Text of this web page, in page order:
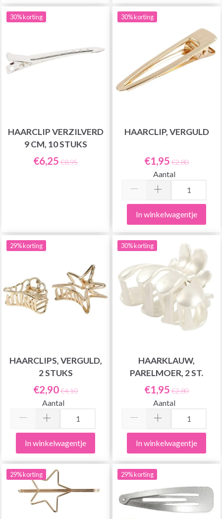
30% korting
HAARCLIP VERZILVERD
9 CM, 10 STUKS
€6,25 €8,95
30% korting
HAARCLIP, VERGULD
€1,95 €2,80
Aantal
In winkelwagentje
29% korting
HAARCLIPS, VERGULD,
2 STUKS
€2,90€4,10
Aantal
In winkelwagentje
30% korting
HAARKLAUW,
PARELMOER, 2 ST.
€1,95 €2,80
Aantal
In winkelwagentje
29% korting 29% korting